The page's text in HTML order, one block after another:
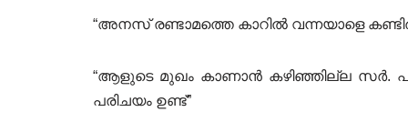
“അനസ് രണ്ടാമത്തെ കാറിൽ വന്നയാളെ
“ആളുടെ മുഖം കാണാൻ കഴിഞ്ഞില്ല സർ.
പരിചയം ഉണ്ട്”